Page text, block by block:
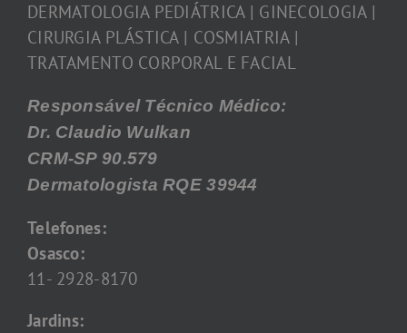
DERMATOLOGIA PEDIÁTRICA | GINECOLOGIA |
CIRURGIA PLÁSTICA | COSMIATRIA |
TRATAMENTO CORPORAL E FACIAL
Responsável Técnico Médico:
Dr. Claudio Wulkan
CRM-SP 90.579
Dermatologista RQE 39944
Telefones:
Osasco:
11- 2928-8170
Jardins: